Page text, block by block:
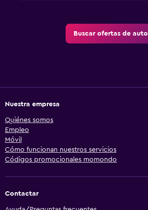
Buscar ofertas de auto
Nuestra empresa
Quiénes somos
Empleo
Móvil
Cómo funcionan nuestros servicios
Códigos promocionales momondo
Contactar